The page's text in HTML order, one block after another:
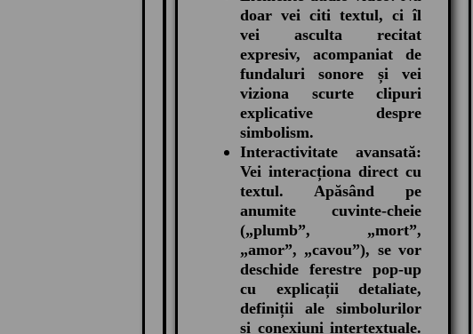
doar vei citi textul, ci îl
vei asculta recitat
expresiv, acompaniat de
fundaluri sonore și vei
viziona scurte clipuri
explicative despre
simbolism.
Interactivitate avansată:
Vei interacționa direct cu
textul. Apăsând pe
anumite cuvinte-cheie
(„plumb”, „mort”,
„amor”, „cavou”), se vor
deschide ferestre pop-up
cu explicații detaliate,
definiții ale simbolurilor
și conexiuni intertextuale.